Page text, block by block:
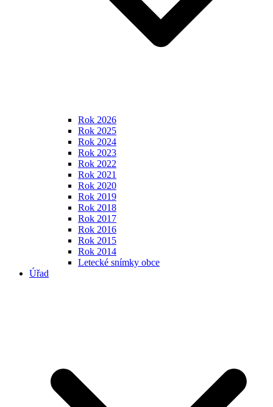
Rok 2026
Rok 2025
Rok 2024
Rok 2023
Rok 2022
Rok 2021
Rok 2020
Rok 2019
Rok 2018
Rok 2017
Rok 2016
Rok 2015
Rok 2014
Letecké snímky obce
Úřad